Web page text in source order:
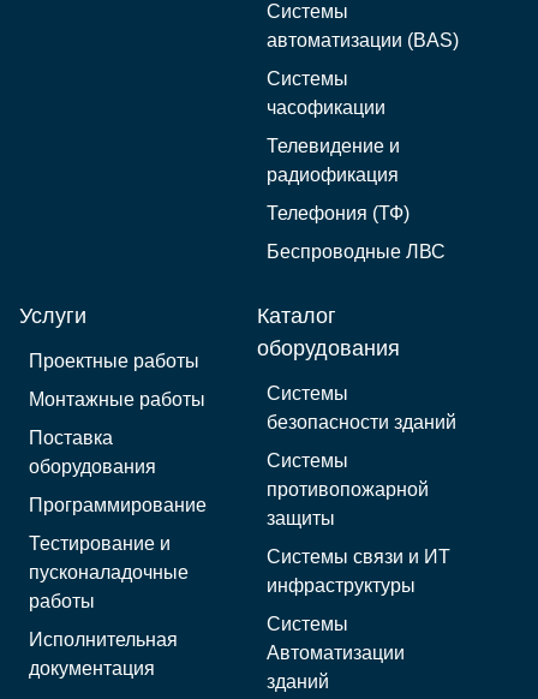
Системы
автоматизации (BAS)
Системы
часофикации
Телевидение и
радиофикация
Телефония (ТФ)
Беспроводные ЛВС
Услуги
Проектные работы
Монтажные работы
Поставка
оборудования
Программирование
Тестирование и
пусконаладочные
работы
Исполнительная
документация
Каталог
оборудования
Системы
безопасности зданий
Системы
противопожарной
защиты
Системы связи и ИТ
инфраструктуры
Системы
Автоматизации
зданий